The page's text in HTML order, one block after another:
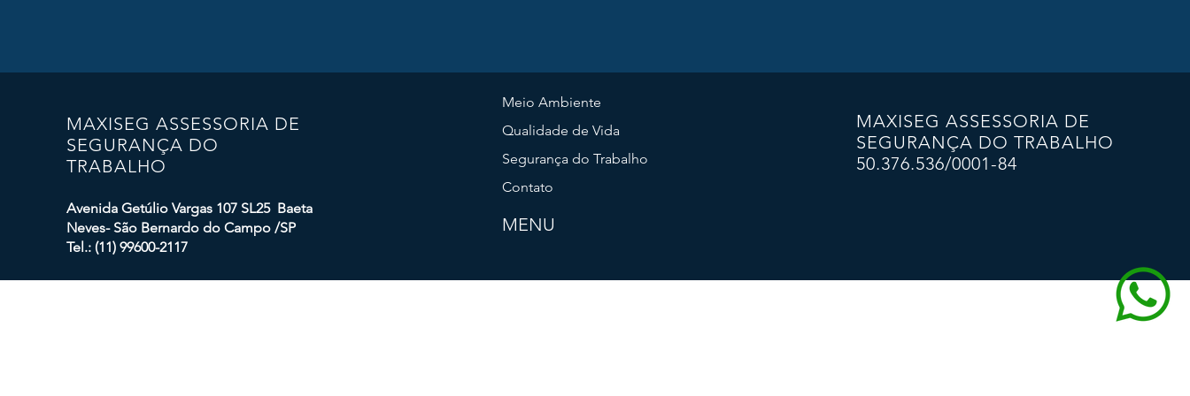
MAXISEG ASSESSORIA DE
SEGURANÇA DO
TRABALHO
Avenida Getúlio Vargas 107 SL25 Baeta
Neves- São Bernardo do Campo /SP
Tel.: (11) 99600-2117
Meio Ambiente
Qualidade de Vida
Segurança do Trabalho
Contato
MENU
MAXISEG ASSESSORIA DE
SEGURANÇA DO TRABALHO
50.376.536/0001-84